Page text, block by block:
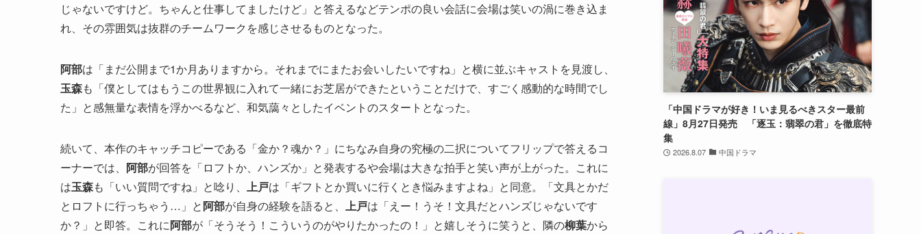
じゃないですけど。ちゃんと仕事してましたけど」と答えるなどテンポの良い会話に会場は笑いの渦に巻き込ま
れ、その雰囲気は抜群のチームワークを感じさせるものとなった。
阿部は「まだ公開まで1か月ありますから。それまでにまたお会いしたいですね」と横に並ぶキャストを見渡し、
玉森も「僕としてはもうこの世界観に入れて一緒にお芝居ができたということだけで、すごく感動的な時間でし
た」と感無量な表情を浮かべるなど、和気藹々としたイベントのスタートとなった。
続いて、本作のキャッチコピーである「金か？魂か？」にちなみ自身の究極の二択についてフリップで答えるコ
ーナーでは、 阿部が回答を「ロフトか、ハンズか」と発表するや会場は大きな拍手と笑い声が上がった。これに
は玉森も「いい質問ですね」と唸り、 上戸は「ギフトとか買いに行くとき悩みますよね」と同意。「文具とかだ
とロフトに行っちゃう…」と阿部が自身の経験を語ると、 上戸は「えー！うそ！文具だとハンズじゃないです
か？」と即答。これに阿部が「そうそう！こういうのがやりたかったの！」と嬉しそうに笑うと、隣の柳葉から
「中国ドラマが好き！いま見るべきスター最前
線」8月27日発売 「逐玉：翡翠の君」を徹底特
集
2026.8.07 中国ドラマ